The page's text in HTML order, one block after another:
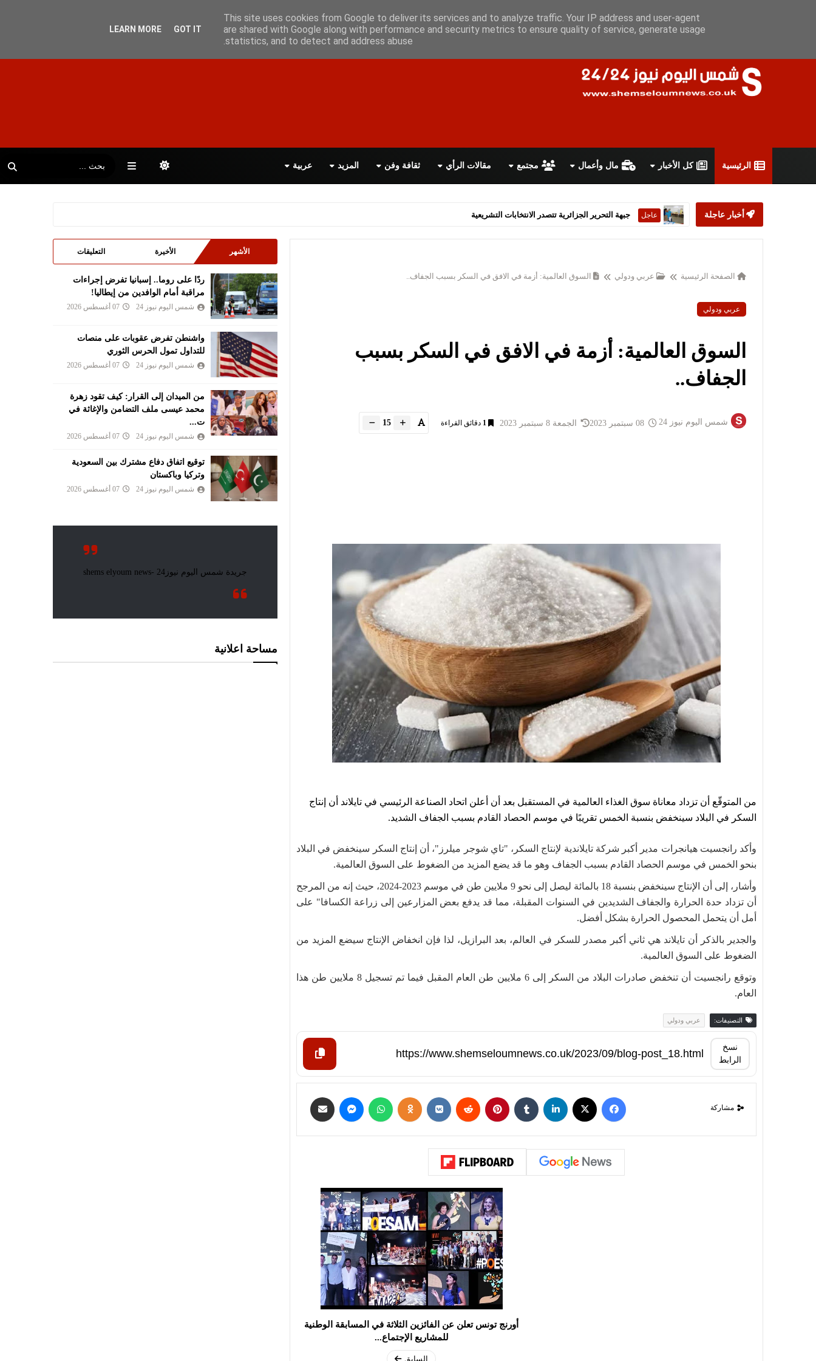
سياسة الخصوصية اتفاقية الاستخدام أعلن معانا اتصل بنا اقرأ الصحيفة PDF
الرئيسية كل الأخبار مال وأعمال مجتمع مقالات الرأي ثقافة وفن المزيد عربية
أخبار عاجلة عاجل ستارمر يعلن استقالته من رئاسة الحكومة البريطانية
الصفحة الرئيسية عربي ودولي السوق العالمية: أزمة في الافق في السكر بسبب الجفاف..
عربي ودولي
السوق العالمية: أزمة في الافق في السكر بسبب
الجفاف..
شمس اليوم نيوز 24 الجمعة 8 سبتمبر 2023 1 دقائق القراءة 15
من المتوقّع أن تزداد معاناة سوق الغذاء العالمية في المستقبل بعد أن أعلن اتحاد الصناعة الرئيسي في تايلاند أن إنتاج
السكر في البلاد سينخفض بنسبة الخمس تقريبًا في موسم الحصاد القادم بسبب الجفاف الشديد.
وأكد رانجسيت هيانجرات مدير أكبر شركة تايلاندية لإنتاج السكر، "تاي شوجر ميلرز"، أن إنتاج السكر سينخفض في البلاد
بنحو الخمس في موسم الحصاد القادم بسبب الجفاف وهو ما قد يضع المزيد من الضغوط على السوق العالمية.
وأشار، إلى أن الإنتاج سينخفض بنسبة 18 بالمائة ليصل إلى نحو 9 ملايين طن في موسم 2023-2024، حيث إنه من المرجح
أن تزداد حدة الحرارة والجفاف الشديدين في السنوات المقبلة، مما قد يدفع بعض المزارعين إلى زراعة الكسافا" على
أمل أن يتحمل المحصول الحرارة بشكل أفضل.
والجدير بالذكر أن تايلاند هي ثاني أكبر مصدر للسكر في العالم، بعد البرازيل، لذا فإن انخفاض الإنتاج سيضع المزيد من
الضغوط على السوق العالمية.
وتوقع رانجسيت أن تنخفض صادرات البلاد من السكر إلى 6 ملايين طن العام المقبل فيما تم تسجيل 8 ملايين طن هذا
العام.
التصنيفات: عربي ودولي
نسخ
الرابط
مشاركة
أورنج تونس تعلن عن الفائزين الثلاثة في المسابقة الوطنية
للمشاريع الإجتماع...
السابق
الأشهر الأخيرة التعليقات
ردًا على روما.. إسبانيا تفرض إجراءات
مراقبة أمام الوافدين من إيطاليا!
شمس اليوم نيوز 24 07 أغسطس 2026
واشنطن تفرض عقوبات على منصات
للتداول تمول الحرس الثوري
شمس اليوم نيوز 24 07 أغسطس 2026
من الميدان إلى القرار: كيف تقود زهرة
محمد عيسى ملف التضامن والإغاثة في
ت...
شمس اليوم نيوز 24 07 أغسطس 2026
توقيع اتفاق دفاع مشترك بين السعودية
وتركيا وباكستان
شمس اليوم نيوز 24 07 أغسطس 2026
مساحة اعلانية
This site uses cookies from Google to deliver its services and to analyze traffic. Your IP address and user-agent
are shared with Google along with performance and security metrics to ensure quality of service, generate usage
statistics, and to detect and address abuse.
LEARN MORE GOT IT